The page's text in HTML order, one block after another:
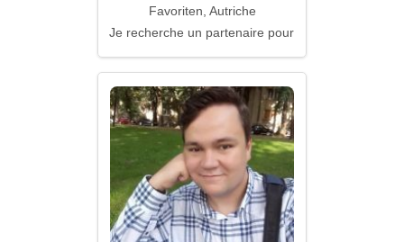
Favoriten, Autriche
Je recherche un partenaire pour une relation